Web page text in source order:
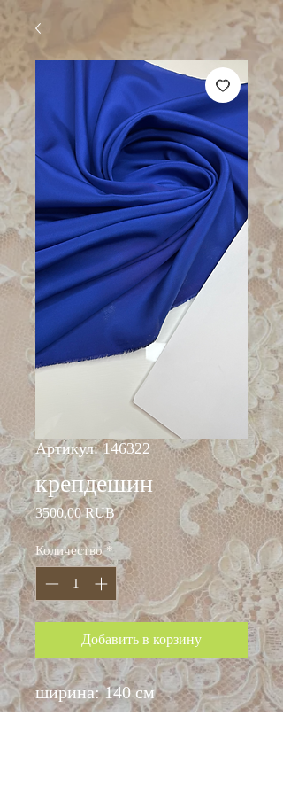
Артикул: 146322
крепдешин
3500,00 RUBЦена
Количество *
Добавить в корзину
ширина: 140 см
состав: шёлк 💯%